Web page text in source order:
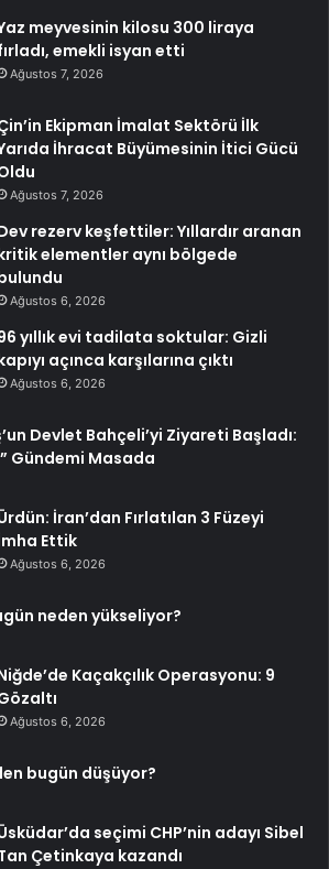
meyvesinin kilosu 300 liraya
emekli isyan etti
Ağustos 7, 2026
Ekipman İmalat Sektörü İlk
İhracat Büyümesinin İtici Gücü
Ağustos 7, 2026
rezerv keşfettiler: Yıllardır aranan
elementler aynı bölgede
Ağustos 6, 2026
yıllık evi tadilata soktular: Gizli
açınca karşılarına çıktı
Ağustos 6, 2026
Devlet Bahçeli’yi Ziyareti Başladı:
Gündemi Masada
İran’dan Fırlatılan 3 Füzeyi
Ettik
Ağustos 6, 2026
neden yükseliyor?
Kaçakçılık Operasyonu: 9
Ağustos 6, 2026
bugün düşüyor?
seçimi CHP’nin adayı Sibel
Çetinkaya kazandı